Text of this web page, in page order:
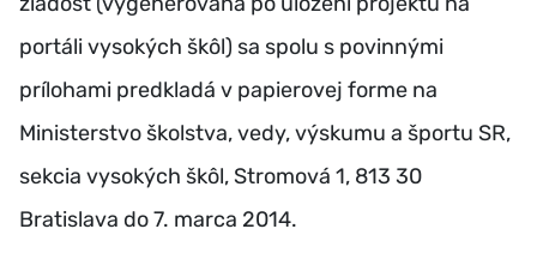
portáli vysokých škôl) sa spolu s povinnými
prílohami predkladá v papierovej forme na
Ministerstvo školstva, vedy, výskumu a športu SR,
sekcia vysokých škôl, Stromová 1, 813 30
Bratislava do 7. marca 2014.